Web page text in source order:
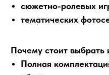
сюжетно-ролевых
тематических
Почему стоит выбрать
Полная